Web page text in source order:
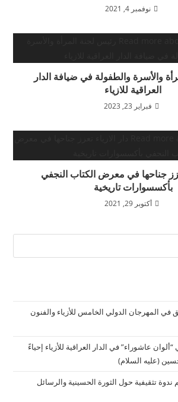
نوفمبر 4, 2021
والأسرة والطفولة في ضيافة الدار
العراقية للازياء
فبراير 23, 2023
جناحها في معرض الكتاب النجفي
بأكسسوارات تاريخية
أكتوبر 29, 2021
في المهرجان الدولي الخامس للأزياء والفنون
عاشوراء” في الدار العراقية للأزياء إحياءً
(عليه السلام)
ندوة تثقيفية حول الثورة الحسينية والرسائل